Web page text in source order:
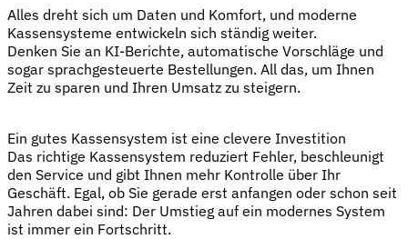
Alles dreht sich um Daten und Komfort, und moderne
Kassensysteme entwickeln sich ständig weiter.
Denken Sie an KI-Berichte, automatische Vorschläge und
sogar sprachgesteuerte Bestellungen. All das, um Ihnen
Zeit zu sparen und Ihren Umsatz zu steigern.
Ein gutes Kassensystem ist eine clevere Investition
Das richtige Kassensystem reduziert Fehler, beschleunigt
den Service und gibt Ihnen mehr Kontrolle über Ihr
Geschäft. Egal, ob Sie gerade erst anfangen oder schon seit
Jahren dabei sind: Der Umstieg auf ein modernes System
ist immer ein Fortschritt.